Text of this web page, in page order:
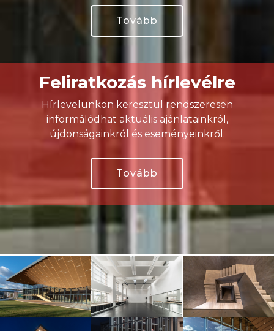
Tovább
Feliratkozás hírlevélre
Hírlevelünkön keresztül rendszeresen
informálódhat aktuális ajánlatainkról,
újdonságainkról és eseményeinkről.
Tovább